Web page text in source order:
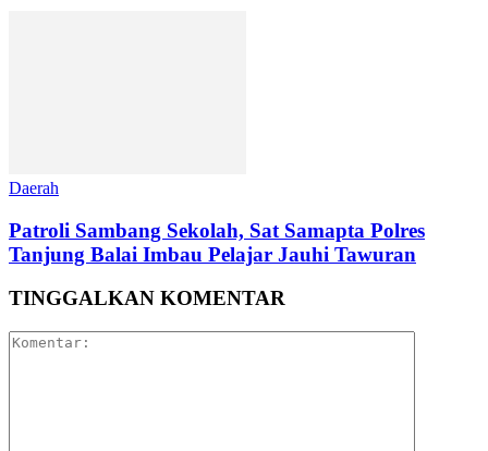
Daerah
Patroli Sambang Sekolah, Sat Samapta Polres
Tanjung Balai Imbau Pelajar Jauhi Tawuran
TINGGALKAN KOMENTAR